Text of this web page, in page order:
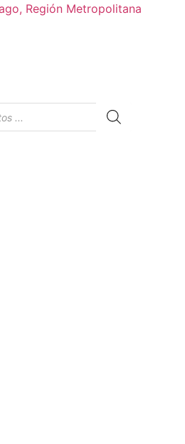
Región Metropolitana